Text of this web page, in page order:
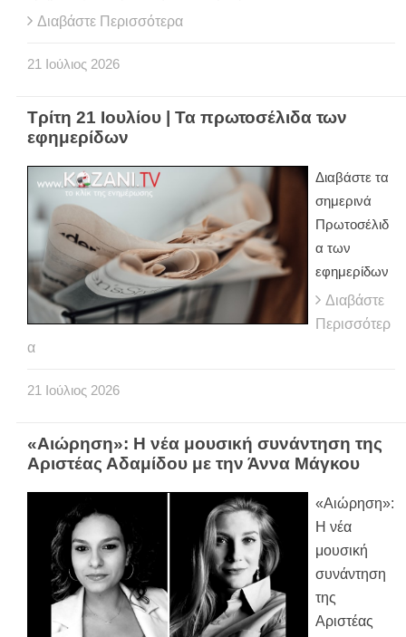
Διαβάστε Περισσότερα
21 Ιούλιος 2026
Τρίτη 21 Ιουλίου | Τα πρωτοσέλιδα των
εφημερίδων
Διαβάστε τα
σημερινά
Πρωτοσέλιδ
α των
εφημερίδων
Διαβάστε
Περισσότερ
α
21 Ιούλιος 2026
«Αιώρηση»: Η νέα μουσική συνάντηση της
Αριστέας Αδαμίδου με την Άννα Μάγκου
«Αιώρηση»:
Η νέα
μουσική
συνάντηση
της
Αριστέας